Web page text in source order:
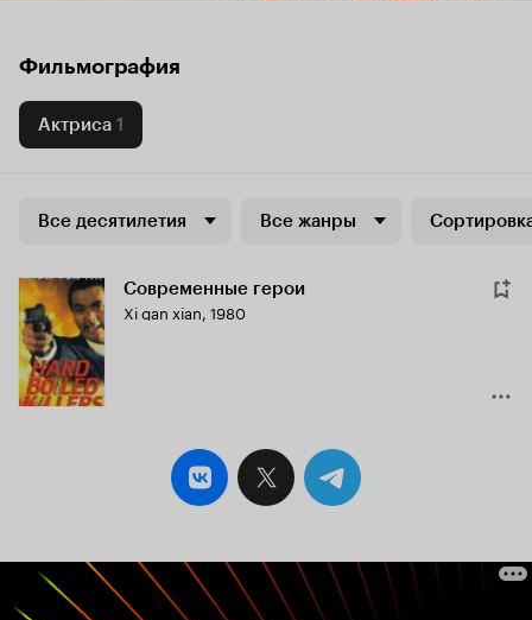
Фильмография
Актриса 1
Все десятилетия Все жанры
Современные герои
Xi gan xian, 1980